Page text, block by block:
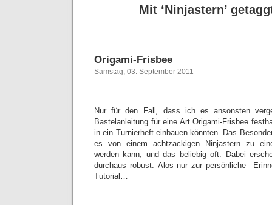
Mit ‘Ninjastern’
Origami-Frisbee
Samstag, 03. September 2011
Nur für den Fall, dass ich es ansonsten
Bastelanleitung für eine Art Origami-Frisbee
in ein Turnierheft einbauen könnten. Das
es von einem achtzackigen Ninjastern zu
werden kann, und das beliebig oft. Dabei
durchaus robust. Alos nur zur persönliche
Tutorial…